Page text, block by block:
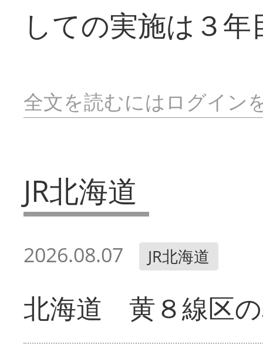
しての実施は３年
全文を読むにはログイン
JR北海道
2026.08.07 JR北海道
北海道 黄８線区